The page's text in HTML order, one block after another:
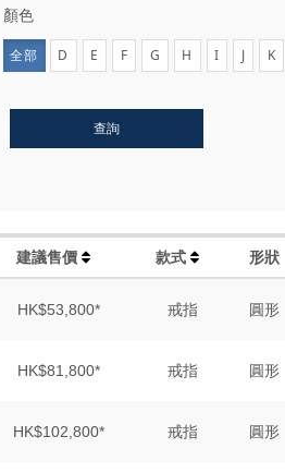
顏色
全部 D E F G H I J K
查詢
建議售價 款式 形狀
HK$53,800* 戒指 圓形
HK$81,800* 戒指 圓形
HK$102,800* 戒指 圓形